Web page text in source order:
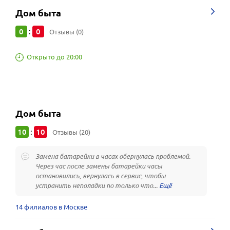
Дом быта
0 : 0 Отзывы (0)
Открыто до 20:00
Дом быта
10 : 10 Отзывы (20)
Замена батарейки в часах обернулась проблемой.
Через час после замены батарейки часы
остановились, вернулась в сервис, чтобы
устранить неполадки по только что...
14 филиалов в Москве